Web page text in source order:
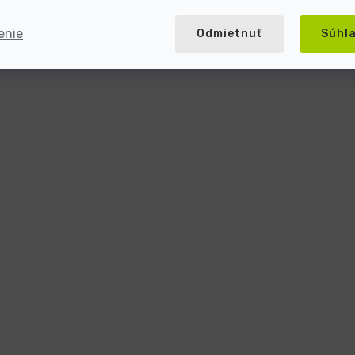
Odmietnuť